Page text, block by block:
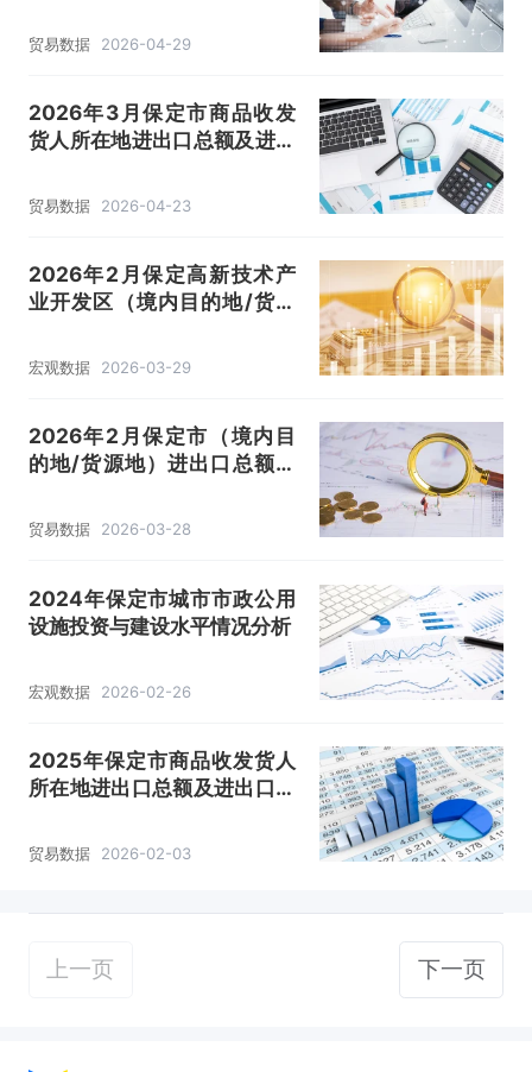
分析
贸易数据 2026-04-29
2026年3月保定市商品收发
货人所在地进出口总额及进出
贸易数据 2026-04-23
2026年2月保定高新技术产
业开发区（境内目的地/货源
统计分析
宏观数据 2026-03-29
2026年2月保定市（境内目
的地/货源地）进出口总额及
贸易数据 2026-03-28
2024年保定市城市市政公用
设施投资与建设水平情况分析
宏观数据 2026-02-26
2025年保定市商品收发货人
所在地进出口总额及进出口差
贸易数据 2026-02-03
上一页 下一页